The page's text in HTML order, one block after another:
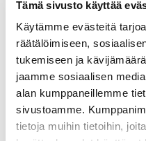
Tämä sivusto käyttää
Käytämme evästeitä
räätälöimiseen,
tukemiseen ja
jaamme sosiaalisen
alan kumppaneillemme
sivustoamme.
tietoja muihin tietoihin,
Alueiden
Kauppakamarit
ja alueiden kilpailukykyä.
Alueiden kilpailukyky